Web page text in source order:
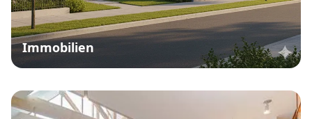
Immobilien